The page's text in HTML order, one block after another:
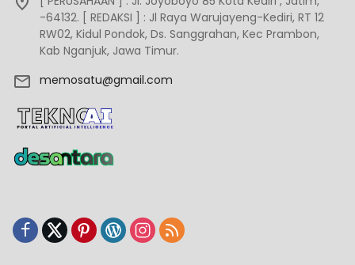
-64132. [ REDAKSI ] : Jl Raya Warujayeng-Kediri, RT 12
RW02, Kidul Pondok, Ds. Sanggrahan, Kec Prambon,
Kab Nganjuk, Jawa Timur.
memosatu@gmail.com